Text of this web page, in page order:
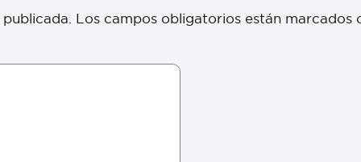
Los campos obligatorios están marcados